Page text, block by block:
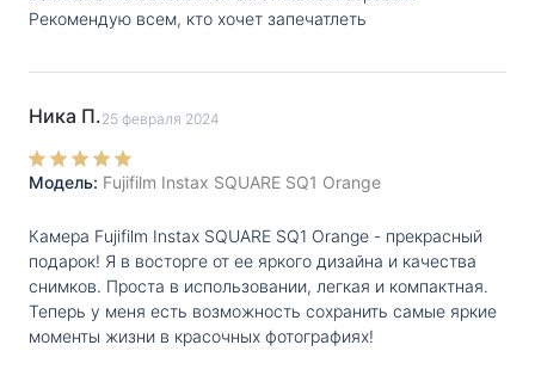
Рекомендую всем, кто хочет запечатлеть
Ника П.25 февраля 2024
Модель: Fujifilm Instax SQUARE SQ1 Orange
Камера Fujifilm Instax SQUARE SQ1 Orange - прекрасный
подарок! Я в восторге от ее яркого дизайна и качества
снимков. Проста в использовании, легкая и компактная.
Теперь у меня есть возможность сохранить самые яркие
моменты жизни в красочных фотографиях!